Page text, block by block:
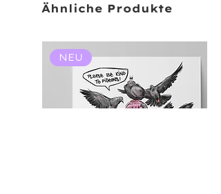
Ähnliche Produkte
NEU